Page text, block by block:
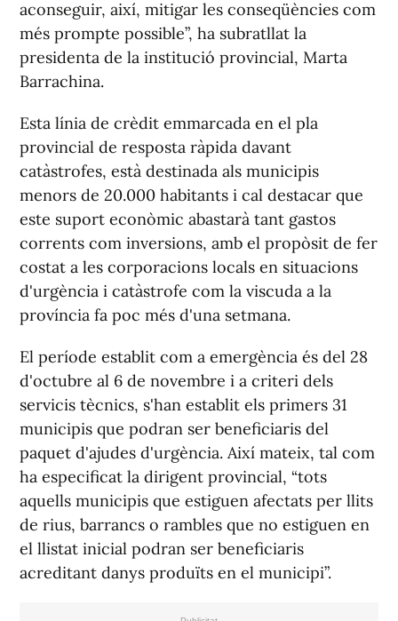
aconseguir, així, mitigar les conseqüències com
més prompte possible”, ha subratllat la
presidenta de la institució provincial, Marta
Barrachina.
Esta línia de crèdit emmarcada en el pla
provincial de resposta ràpida davant
catàstrofes, està destinada als municipis
menors de 20.000 habitants i cal destacar que
este suport econòmic abastarà tant gastos
corrents com inversions, amb el propòsit de fer
costat a les corporacions locals en situacions
d'urgència i catàstrofe com la viscuda a la
província fa poc més d'una setmana.
El període establit com a emergència és del 28
d'octubre al 6 de novembre i a criteri dels
servicis tècnics, s'han establit els primers 31
municipis que podran ser beneficiaris del
paquet d'ajudes d'urgència. Així mateix, tal com
ha especificat la dirigent provincial, “tots
aquells municipis que estiguen afectats per llits
de rius, barrancs o rambles que no estiguen en
el llistat inicial podran ser beneficiaris
acreditant danys produïts en el municipi”.